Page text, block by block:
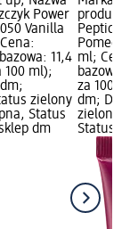
Power
Vanilla
11,4
100 ml);
zielony
Status
dm
Peptide
ml;
bazowa:
za 100
dm;
zielony
Status